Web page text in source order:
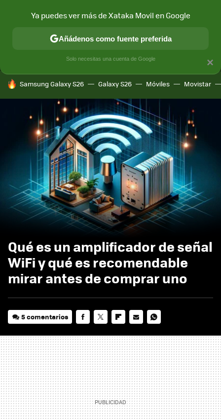
MÓVIL Y SOCIEDAD APLICACIONES
HOY SE HABLA DE
Samsung Galaxy S26 Galaxy S26 Móviles Movistar
Qué es un amplificador de señal
WiFi y qué es recomendable
mirar antes de comprar uno
5 comentarios
MAIL
×
Ya puedes ver más de Xataka Movil en Google
Añádenos como fuente preferida
Solo necesitas una cuenta de Google